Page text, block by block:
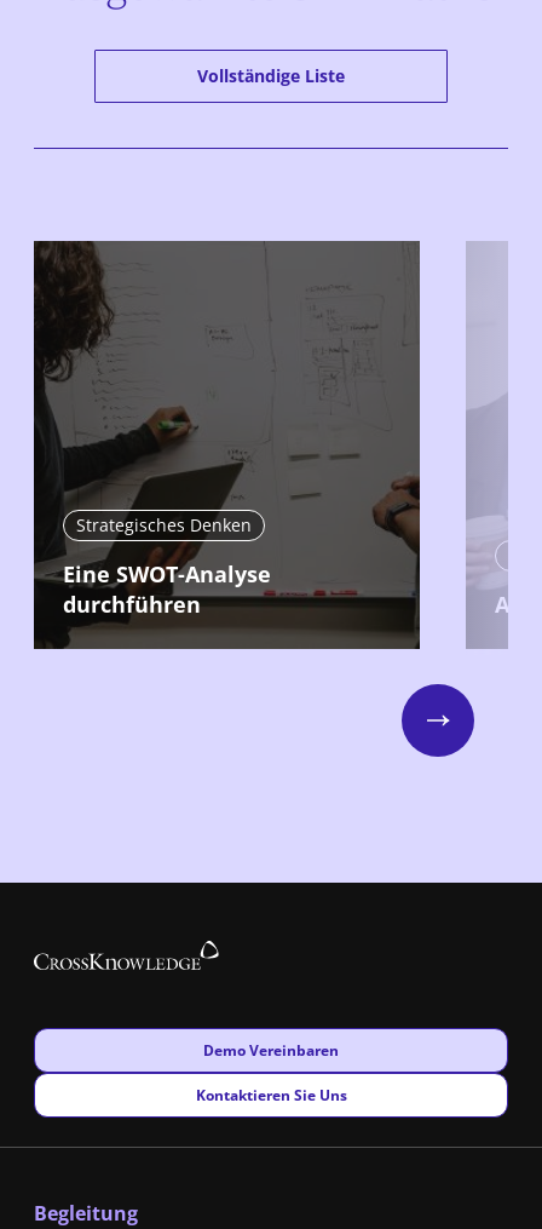
Vollständige Liste
Strategisches Denken
Eine SWOT-Analyse
durchführen
Next
New window
Demo Vereinbaren
New window
Kontaktieren Sie Uns
Begleitung